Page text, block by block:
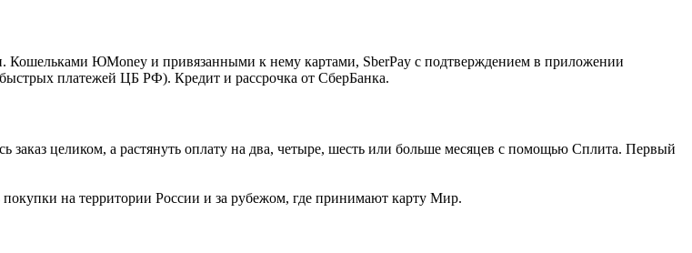
Кошельками ЮMoney и привязанными к нему картами, SberPay с подтверждением в приложении
платежей ЦБ РФ). Кредит и рассрочка от СберБанка.
целиком, а растянуть оплату на два, четыре, шесть или больше месяцев с помощью Сплита. Первый
на территории России и за рубежом, где принимают карту Мир.